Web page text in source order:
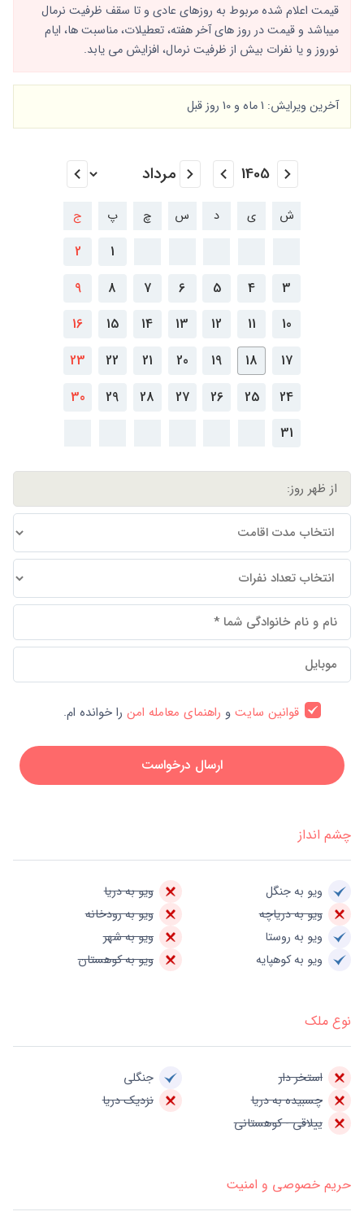
قیمت اعلام شده مربوط به روزهای عادی و تا سقف ظرفیت نرمال
میباشد و قیمت در روز های آخر هفته، تعطیلات، مناسبت ها، ایام
نوروز و یا نفرات بیش از ظرفیت نرمال، افزایش می یابد.
آخرین ویرایش: 1 ماه و 10 روز قبل
ش ی د س چ پ ج
1
2
3
4
5
6
7
8
9
10
11
12
13
14
15
16
17
18
19
20
21
22
23
24
25
26
27
28
29
30
31
قوانین سایتو راهنمای معامله امنرا خوانده ام.
ارسال درخواست
چشم انداز
ویو به جنگل
ویو به دریا
ویو به دریاچه
ویو به رودخانه
ویو به روستا
ویو به شهر
ویو به کوهپایه
ویو به کوهستان
نوع ملک
استخر دار
جنگلی
چسبیده به دریا
نزدیک دریا
ییلاقی - کوهستانی
حریم خصوصی و امنیت